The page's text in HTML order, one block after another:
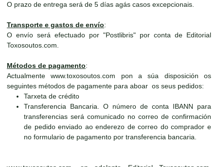
O prazo de entrega será de 5 días agás casos excepcionais.
Transporte e gastos de envío:
O envío será efectuado por "Postlibris" por conta de Editorial
Toxosoutos.com.
Métodos de pagamento:
Actualmente www.toxosoutos.com pon a súa disposición os
seguintes métodos de pagamente para aboar os seus pedidos:
Tarxeta de crédito
Transferencia Bancaria. O número de conta IBANN para
transferencias será comunicado no correo de confirmación
de pedido enviado ao enderezo de correo do comprador e
no formulario de pagamento por transferencia bancaria.